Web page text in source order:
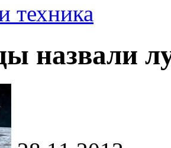
техника
назвали